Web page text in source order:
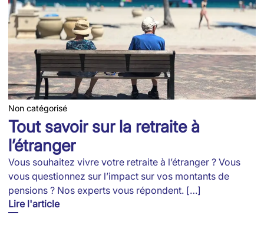
Non catégorisé
Tout savoir sur la retraite à
l’étranger
Vous souhaitez vivre votre retraite à l’étranger ? Vous
vous questionnez sur l’impact sur vos montants de
pensions ? Nos experts vous répondent. […]
Lire l'article